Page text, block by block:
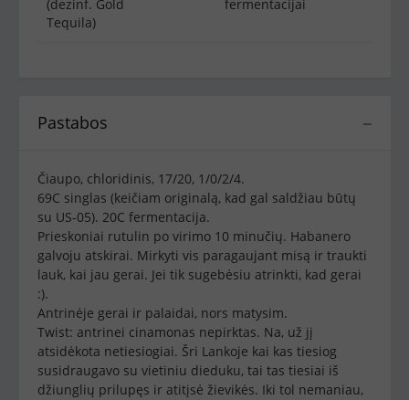
(dezinf. Gold
Tequila)
fermentacijai
−
Pastabos
Čiaupo, chloridinis, 17/20, 1/0/2/4.
69C singlas (keičiam originalą, kad gal saldžiau būtų
su US-05). 20C fermentacija.
Prieskoniai rutulin po virimo 10 minučių. Habanero
galvoju atskirai. Mirkyti vis paragaujant misą ir traukti
lauk, kai jau gerai. Jei tik sugebėsiu atrinkti, kad gerai
:).
Antrinėje gerai ir palaidai, nors matysim.
Twist: antrinei cinamonas nepirktas. Na, už jį
atsidėkota netiesiogiai. Šri Lankoje kai kas tiesiog
susidraugavo su vietiniu dieduku, tai tas tiesiai iš
džiunglių prilupęs ir atitįsė žievikės. Iki tol nemaniau,